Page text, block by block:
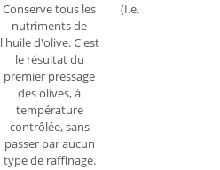
Conserve tous les
nutriments de
l'huile d'olive. C'est
le résultat du
premier pressage
des olives, à
température
contrôlée, sans
passer par aucun
type de raffinage.
(I.e.